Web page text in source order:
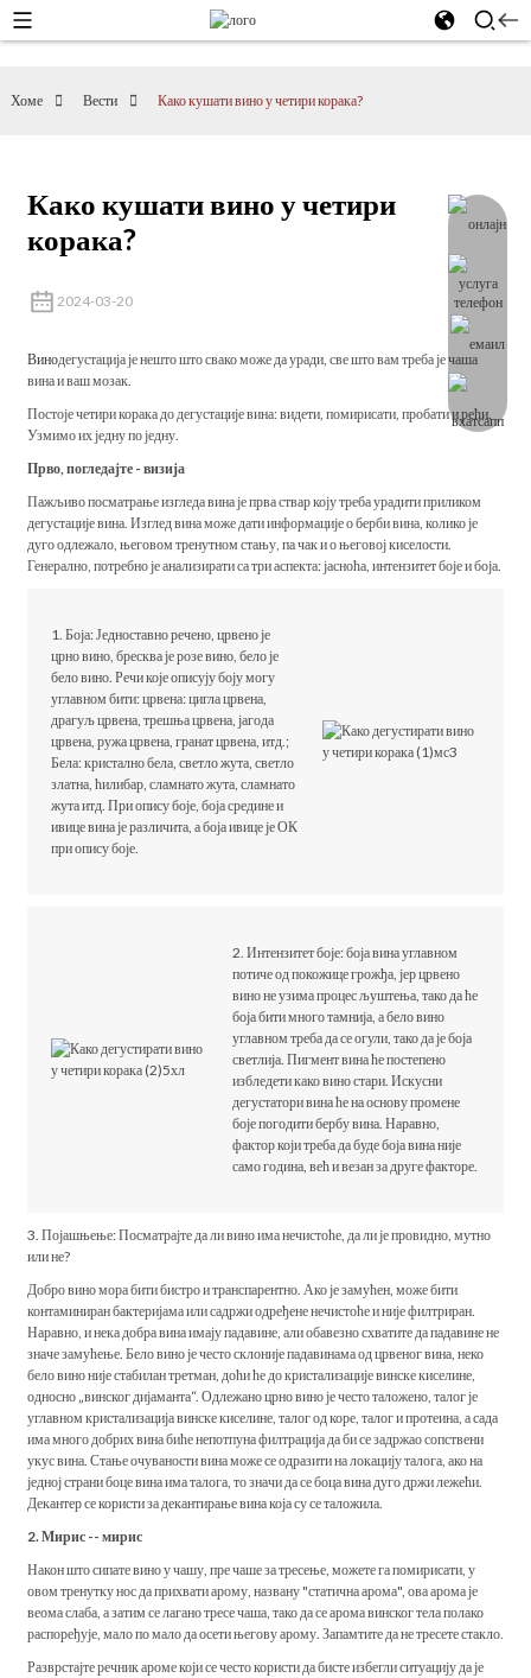
Хоме Вести Како кушати вино у четири корака?
Како кушати вино у четири
корака?
2024-03-20
Винодегустација је нешто што свако може да уради, све што вам треба је чаша
вина и ваш мозак.
Постоје четири корака до дегустације вина: видети, помирисати, пробати и рећи.
Узмимо их једну по једну.
Прво, погледајте - визија
Пажљиво посматрање изгледа вина је прва ствар коју треба урадити приликом
дегустације вина. Изглед вина може дати информације о берби вина, колико је
дуго одлежало, његовом тренутном стању, па чак и о његовој киселости.
Генерално, потребно је анализирати са три аспекта: јасноћа, интензитет боје и боја.
1. Боја: Једноставно речено, црвено је
црно вино, бресква је розе вино, бело је
бело вино. Речи које описују боју могу
углавном бити: црвена: цигла црвена,
драгуљ црвена, трешња црвена, јагода
црвена, ружа црвена, гранат црвена, итд.;
Бела: кристално бела, светло жута, светло
златна, ћилибар, сламнато жута, сламнато
жута итд. При опису боје, боја средине и
ивице вина је различита, а боја ивице је ОК
при опису боје.
2. Интензитет боје: боја вина углавном
потиче од покожице грожђа, јер црвено
вино не узима процес љуштења, тако да ће
боја бити много тамнија, а бело вино
углавном треба да се огули, тако да је боја
светлија. Пигмент вина ће постепено
избледети како вино стари. Искусни
дегустатори вина ће на основу промене
боје погодити бербу вина. Наравно,
фактор који треба да буде боја вина није
само година, већ и везан за друге факторе.
3. Појашњење: Посматрајте да ли вино има нечистоће, да ли је провидно, мутно
или не?
Добро вино мора бити бистро и транспарентно. Ако је замућен, може бити
контаминиран бактеријама или садржи одређене нечистоће и није филтриран.
Наравно, и нека добра вина имају падавине, али обавезно схватите да падавине не
значе замућење. Бело вино је често склоније падавинама од црвеног вина, неко
бело вино није стабилан третман, доћи ће до кристализације винске киселине,
односно „винског дијаманта“. Одлежано црно вино је често таложено, талог је
углавном кристализација винске киселине, талог од коре, талог и протеина, а сада
има много добрих вина биће непотпуна филтрација да би се задржао сопствени
укус вина. Стање очуваности вина може се одразити на локацију талога, ако на
једној страни боце вина има талога, то значи да се боца вина дуго држи лежећи.
Декантер се користи за декантирање вина која су се таложила.
2. Мирис -- мирис
Након што сипате вино у чашу, пре чаше за тресење, можете га помирисати, у
овом тренутку нос да прихвати арому, названу "статична арома", ова арома је
веома слаба, а затим се лагано тресе чаша, тако да се арома винског тела полако
распоређује, мало по мало да осети његову арому. Запамтите да не тресете стакло.
Разврстајте речник ароме који се често користи да бисте избегли ситуацију да је